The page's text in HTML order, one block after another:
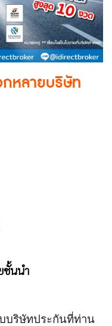
กหลายบริษัท
ชั้นนำ
บริษัทประกันที่ท่าน